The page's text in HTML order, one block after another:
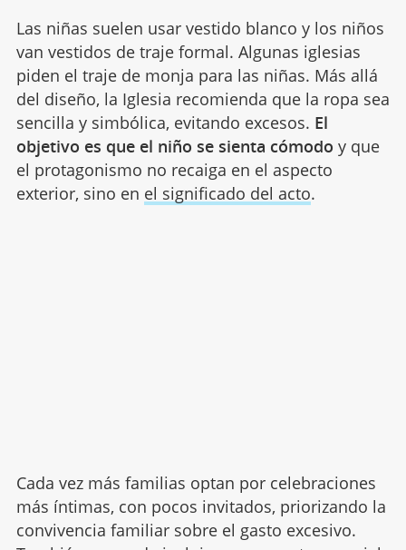
Las niñas suelen usar vestido blanco y los niños
van vestidos de traje formal. Algunas iglesias
piden el traje de monja para las niñas. Más allá
del diseño, la Iglesia recomienda que la ropa sea
sencilla y simbólica, evitando excesos. El
objetivo es que el niño se sienta cómodo y que
el protagonismo no recaiga en el aspecto
exterior, sino en el significado del acto.
Cada vez más familias optan por celebraciones
más íntimas, con pocos invitados, priorizando la
convivencia familiar sobre el gasto excesivo.